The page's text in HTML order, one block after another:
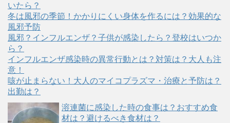
いたら？
冬は風邪の季節！かかりにくい身体を作るには？効果的な
風邪予防
風邪？インフルエンザ？子供が感染したら？登校はいつか
ら？
インフルエンザ感染時の異常行動とは？対策は？大人も注
意！
咳が止まらない！大人のマイコプラズマ・治療と予防は？
出勤は？
溶連菌に感染した時の食事は？おすすめ食
材は？避けるべき食材は？